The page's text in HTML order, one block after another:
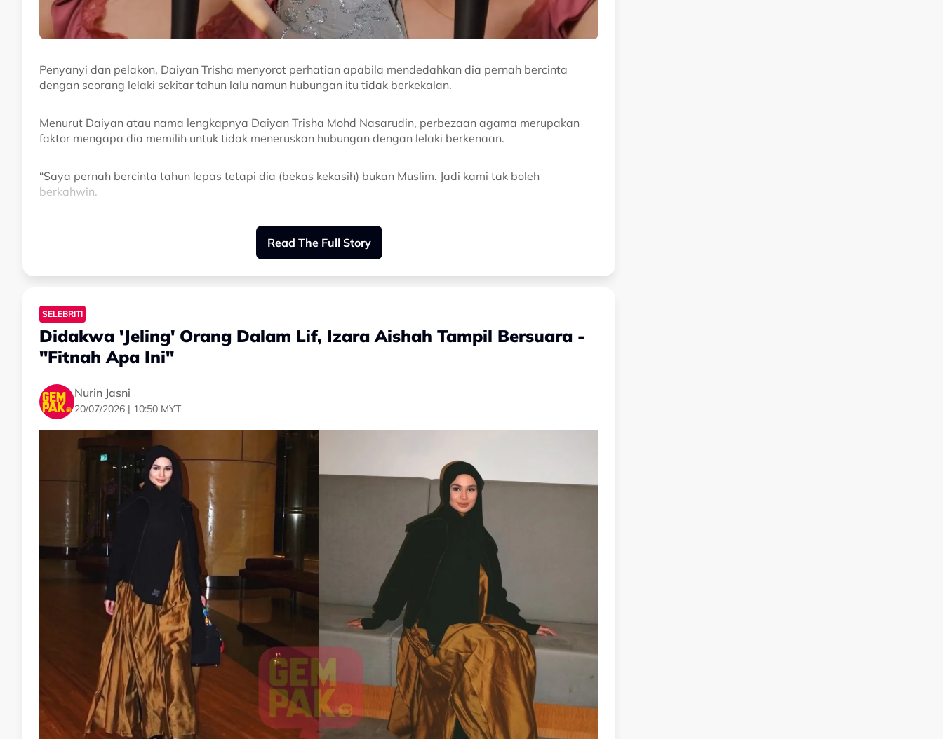
Penyanyi dan pelakon, Daiyan Trisha menyorot perhatian apabila mendedahkan dia pernah bercinta
dengan seorang lelaki sekitar tahun lalu namun hubungan itu tidak berkekalan.
Menurut Daiyan atau nama lengkapnya Daiyan Trisha Mohd Nasarudin, perbezaan agama merupakan
faktor mengapa dia memilih untuk tidak meneruskan hubungan dengan lelaki berkenaan.
“Saya pernah bercinta tahun lepas tetapi dia (bekas kekasih) bukan Muslim. Jadi kami tak boleh
berkahwin.
“Saya bukan jenis yang bercinta untuk suka-suka, saya bercinta untuk berkahwin,” kongsinya.
Bercerita lanjut, pelantun lagu Penat ini memaklumkan bahawa pada awalnya, bekas teman lelakinya itu
tidak melihat isu agama sebagai satu masalah, namun lama-kelamaan perkara itu menjadi penghalang
utama dalam hubungan mereka.
isu,” ujarnya.
ringan atau dipersetujui hanya dengan kata-kata.
“Hubungan yang lalu mengajar saya, ia bukan sekadar cakap ‘ya, saya akan masuk Islam’. Ia jauh lebih
mendalam daripada itu.
“Awak perlu benar-benar percaya kerana suatu hari nanti awak akan memimpin keluarga saya,” katanya.
Tambah Daiyan, memeluk Islam semata-mata untuk memenuhi syarat perkahwinan tidak cukup jika tidak
disertakan dengan kepercayaan serta penghayatan yang mendalam dalam beragama.
“Dia memang kena Muslim. Kalau belum Muslim, dia kena betul-betul bersedia, bukan sekadar masuk
Islam, tapi juga mengamalkannya.
“Dia bukan berkahwin dengan saya seorang saja. Dia berkahwin dengan keluarga saya, budaya saya dan
semua yang saya raikan.
“Ramai orang sanggup masuk Islam, tapi sekadar atas kertas. Bagi saya, itu tak cukup. Kalau bukan
Read The Full Story
SELEBRITI
Didakwa 'Jeling' Orang Dalam Lif, Izara Aishah Tampil Bersuara -
"Fitnah Apa Ini"
Nurin Jasni
20/07/2026 | 10:50 MYT